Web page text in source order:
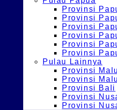
Provinsi
Provinsi
Provinsi
Provinsi
Provinsi
Provinsi
Pulau Lainnya
Provinsi
Provinsi
Provinsi Bali
Provinsi
Provinsi